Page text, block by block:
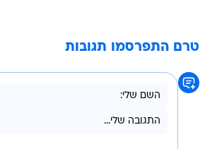
טרם התפרסמו תגובות